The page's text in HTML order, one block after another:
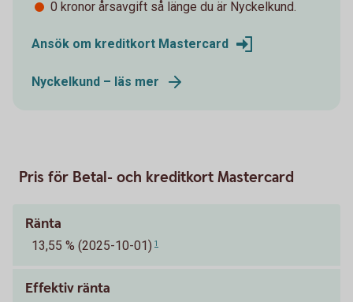
0 kronor årsavgift så länge du är Nyckelkund.
Ansök om kreditkort Mastercard
Nyckelkund – läs mer
Pris för Betal- och kreditkort Mastercard
Ränta
13,55 % (2025-10-01) 1
Effektiv ränta